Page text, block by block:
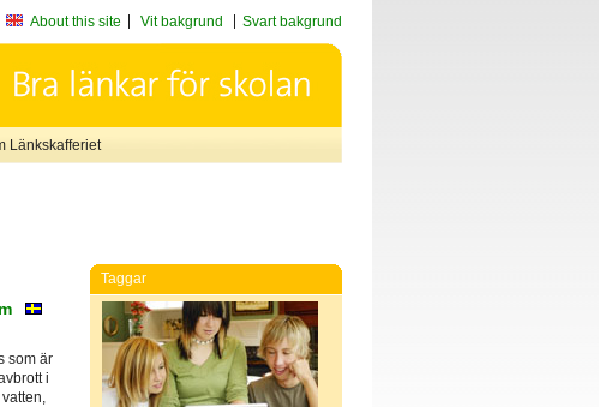
About this site Vit bakgrund Svart bakgrund
Länkskafferiet
som är
i
Taggar